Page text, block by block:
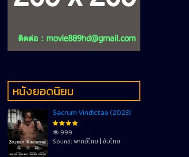
หนังยอดนิยม
Sacrum Vindictae (2023)
999
Sound: พากย์ไทย | ซับไทย